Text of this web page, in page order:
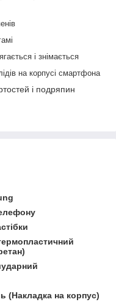
і знімається
на корпусі смартфона
і подряпин
(Накладка на корпус)